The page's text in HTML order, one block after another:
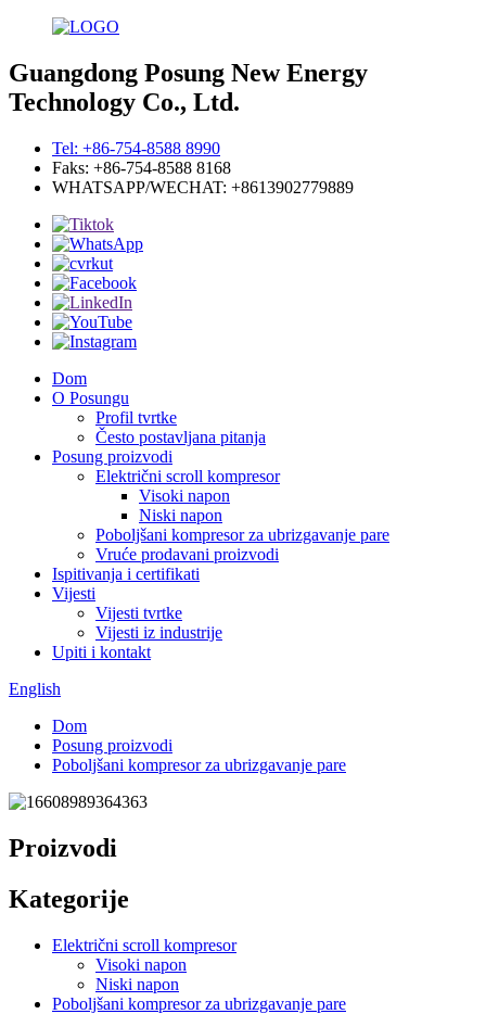
Guangdong Posung New Energy
Technology Co., Ltd.
Tel: +86-754-8588 8990
Faks: +86-754-8588 8168
WHATSAPP/WECHAT: +8613902779889
Dom
O Posungu
Profil tvrtke
Često postavljana pitanja
Posung proizvodi
Električni scroll kompresor
Visoki napon
Niski napon
Poboljšani kompresor za ubrizgavanje pare
Vruće prodavani proizvodi
Ispitivanja i certifikati
Vijesti
Vijesti tvrtke
Vijesti iz industrije
Upiti i kontakt
English
Dom
Posung proizvodi
Poboljšani kompresor za ubrizgavanje pare
Proizvodi
Kategorije
Električni scroll kompresor
Visoki napon
Niski napon
Poboljšani kompresor za ubrizgavanje pare